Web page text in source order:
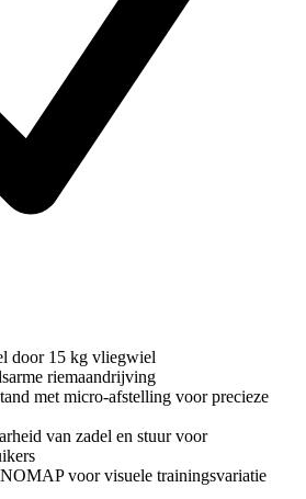
door 15 kg vliegwiel
riemaandrijving
met micro-afstelling voor precieze
van zadel en stuur voor
voor visuele trainingsvariatie